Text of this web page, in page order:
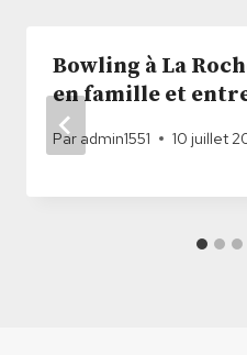
Bowling à La
en famille et
Par admin1551 10 juillet